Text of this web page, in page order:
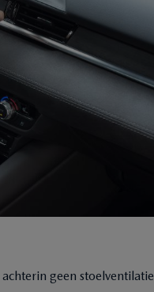
geen stoelventilatie